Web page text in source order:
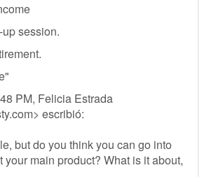
session.
PM, Felicia Estrada
> escribió:
but do you think you can go into
your main product? What is it about,